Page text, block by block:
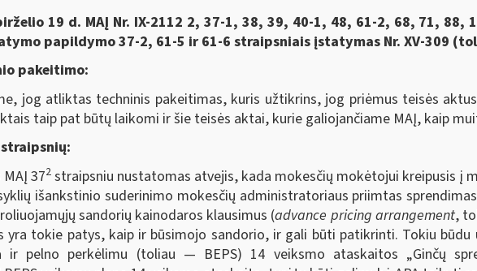
19 d. MAĮ Nr. IX-2112 2, 37-1, 38, 39, 40-1, 48, 61-2, 68, 71, 88,
papildymo 37-2, 61-5 ir 61-6 straipsniais įstatymas Nr. XV-309
pakeitimo:
atliktas techninis pakeitimas, kuris užtikrins, jog priėmus teisės aktus,
taip pat būtų laikomi ir šie teisės aktai, kurie galiojančiame MAĮ, kaip
372straipsniu nustatomas atvejis, kada mokesčių mokėtojui kreipusis į
išankstinio suderinimo mokesčių administratoriaus priimtas
sandorių kainodaros klausimus (advance pricing arrangement,
yra tokie patys, kaip ir būsimojo sandorio, ir gali būti patikrinti. Tokiu
ir pelno perkėlimu (toliau — BEPS) 14 veiksmo ataskaitos „Ginčų